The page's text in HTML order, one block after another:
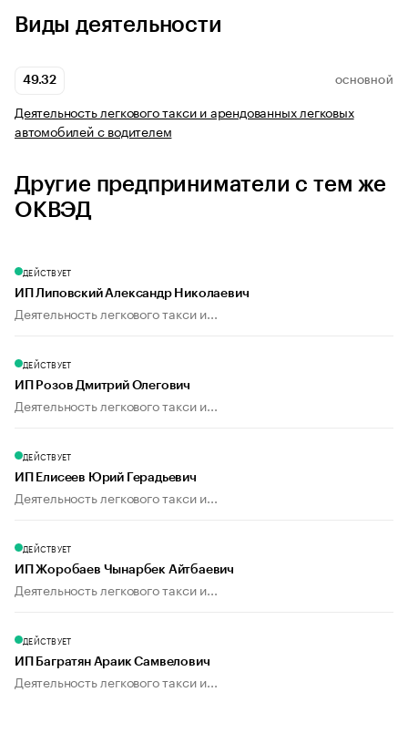
Виды деятельности
49.32 ОСНОВНОЙ
Деятельность легкового такси и арендованных легковых
автомобилей с водителем
Другие предприниматели с тем же
ОКВЭД
ДЕЙСТВУЕТ
ИП Липовский Александр Николаевич
Деятельность легкового такси и...
ДЕЙСТВУЕТ
ИП Розов Дмитрий Олегович
Деятельность легкового такси и...
ДЕЙСТВУЕТ
ИП Елисеев Юрий Герадьевич
Деятельность легкового такси и...
ДЕЙСТВУЕТ
ИП Жоробаев Чынарбек Айтбаевич
Деятельность легкового такси и...
ДЕЙСТВУЕТ
ИП Багратян Араик Самвелович
Деятельность легкового такси и...